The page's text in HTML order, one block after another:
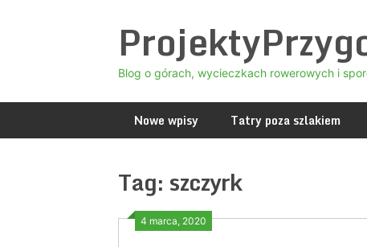
Blog o górach, wycieczkach rowerowych i
Nowe wpisy Tatry poza szlakiem
Tag: szczyrk
4 marca, 2020